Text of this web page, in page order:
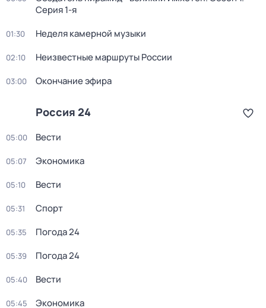
Серия 1-я
01:30 Неделя камерной музыки
02:10 Неизвестные маршруты России
03:00 Окончание эфира
Россия 24
05:00 Вести
05:07 Экономика
05:10 Вести
05:31 Спорт
05:35 Погода 24
05:39 Погода 24
05:40 Вести
05:45 Экономика